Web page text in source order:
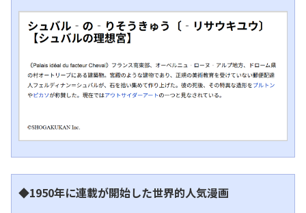
◆1950年に連載が開始した世界的人気漫画